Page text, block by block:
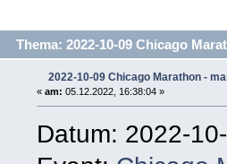
Thema: 2022-10-09 Chicago
2022-10-09 Chicago Marathon -
«am: 05.12.2022, 16:38:04 »
Datum: 2022-